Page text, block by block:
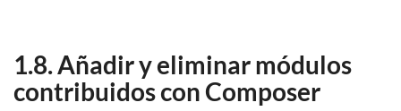
Añadir y eliminar módulos
contribuidos con Composer